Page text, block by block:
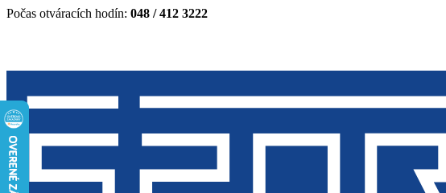
Počas otváracích hodín: 048 / 412 3222